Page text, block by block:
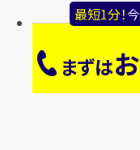
最短1分！
まずは